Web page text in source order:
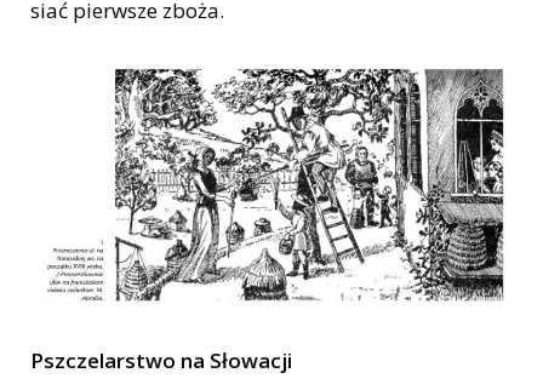
siać pierwsze zboża.
Pszczelarstwo na Słowacji